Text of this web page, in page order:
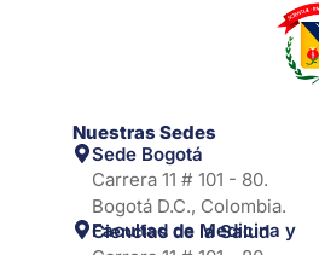
Nuestras Sedes
Sede Bogotá
Carrera 11 # 101 - 80.
Bogotá D.C., Colombia.
Facultad de Medicina y Ciencias de la Salud